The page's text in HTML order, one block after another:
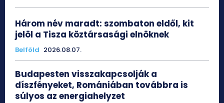
Három név maradt: szombaton eldől, kit
jelöl a Tisza köztársasági elnöknek
Belföld 2026.08.07.
Budapesten visszakapcsolják a
díszfényeket, Romániában továbbra is
súlyos az energiahelyzet